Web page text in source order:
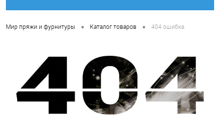
Мир пряжи и фурнитуры • Каталог товаров • 404 ошибка